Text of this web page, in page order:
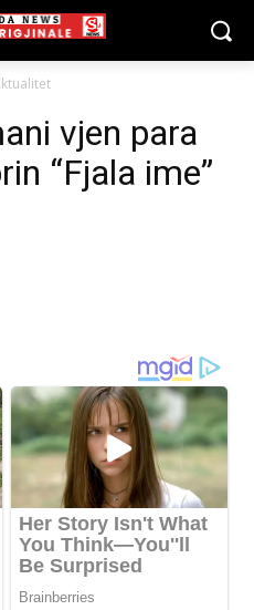
vjen para
“Fjala ime”